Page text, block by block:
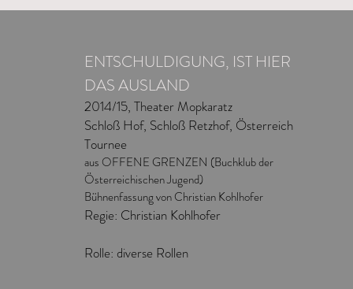
ENTSCHULDIGUNG, IST HIER
DAS AUSLAND
2014/15, Theater Mopkaratz
Schloß Hof, Schloß Retzhof, Österreich
Tournee
aus OFFENE GRENZEN (Buchklub der
Österreichischen Jugend)
Bühnenfassung von ChristianKohlhofer
Regie: Christian Kohlhofer
Rolle: diverse Rollen